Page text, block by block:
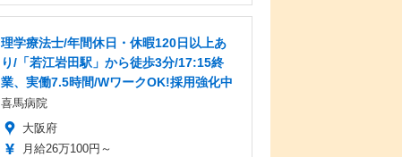
理学療法士/年間休日・休暇120日以上あ
り/「若江岩田駅」から徒歩3分/17:15終
業、実働7.5時間/WワークOK!採用強化中
喜馬病院
大阪府
月給26万100円～